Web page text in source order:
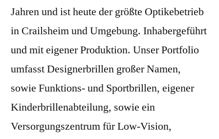
Jahren und ist heute der größte Optikebetrieb
in Crailsheim und Umgebung. Inhabergeführt
und mit eigener Produktion. Unser Portfolio
umfasst Designerbrillen großer Namen,
sowie Funktions- und Sportbrillen, eigener
Kinderbrillenabteilung, sowie ein
Versorgungszentrum für Low-Vision,